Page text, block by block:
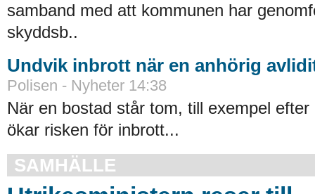
samband med att kommunen har
skyddsb..
Undvik inbrott när en anhörig
Polisen - Nyheter 14:38
När en bostad står tom, till exempel
ökar risken för inbrott...
SAMHÄLLE